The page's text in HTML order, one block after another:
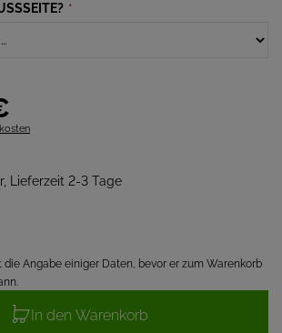
*
Lieferzeit 2-3 Tage
die Angabe einiger Daten, bevor er zum Warenkorb
In den Warenkorb